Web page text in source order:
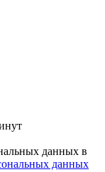
данных в
данных